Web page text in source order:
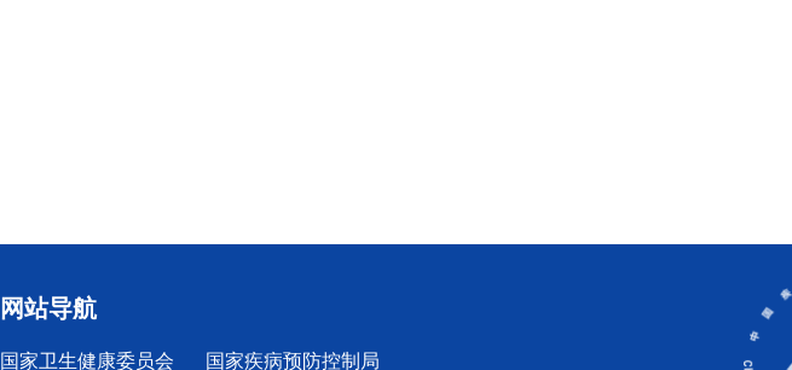
网站导航
国家卫生健康委员会 国家疾病预防控制局